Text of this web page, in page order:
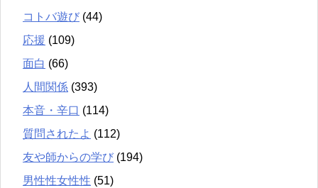
コトバ遊び (44)
応援 (109)
面白 (66)
人間関係 (393)
本音・辛口 (114)
質問されたよ (112)
友や師からの学び (194)
男性性女性性 (51)